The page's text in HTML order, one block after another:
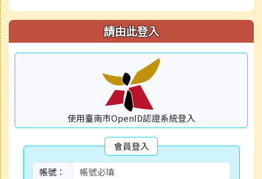
請由此登入
使用臺南市OpenID認證系統登入
會員登入
帳號：